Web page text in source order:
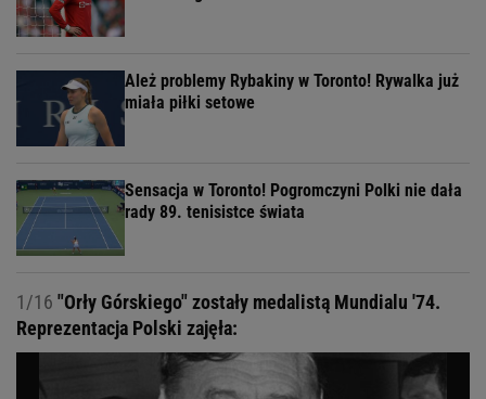
Ależ problemy Rybakiny w Toronto! Rywalka już
miała piłki setowe
Sensacja w Toronto! Pogromczyni Polki nie dała
rady 89. tenisistce świata
1/16 "Orły Górskiego" zostały medalistą Mundialu '74.
Reprezentacja Polski zajęła: